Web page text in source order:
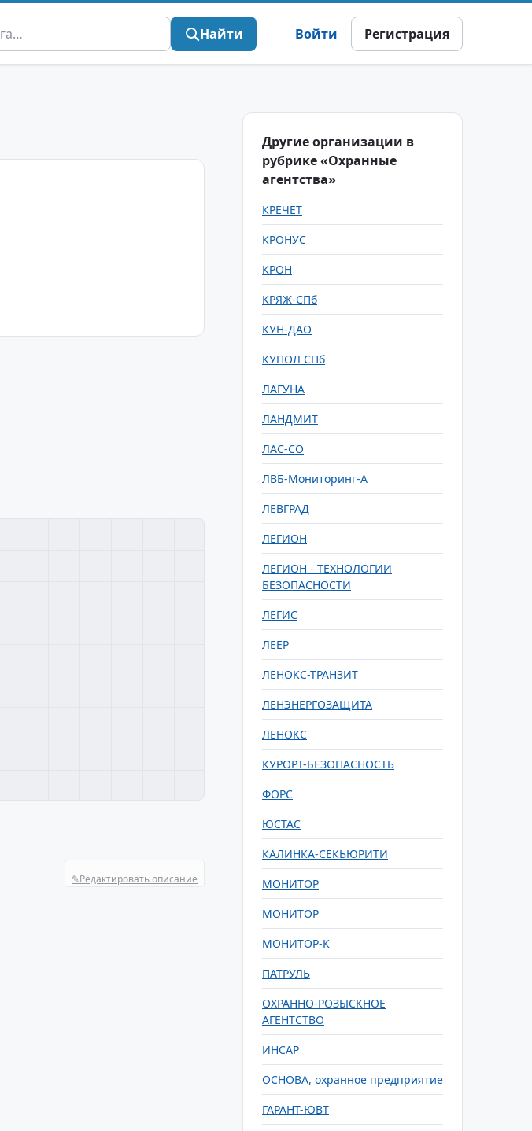
Найти Войти Регистрация
✎Редактировать описание
Другие организации в
рубрике «Охранные
агентства»
КРЕЧЕТ
КРОНУС
КРОН
КРЯЖ-СПб
КУН-ДАО
КУПОЛ СПб
ЛАГУНА
ЛАНДМИТ
ЛАС-СО
ЛВБ-Мониторинг-А
ЛЕВГРАД
ЛЕГИОН
ЛЕГИОН - ТЕХНОЛОГИИ
БЕЗОПАСНОСТИ
ЛЕГИС
ЛЕЕР
ЛЕНОКС-ТРАНЗИТ
ЛЕНЭНЕРГОЗАЩИТА
ЛЕНОКС
КУРОРТ-БЕЗОПАСНОСТЬ
ФОРС
ЮСТАС
КАЛИНКА-СЕКЬЮРИТИ
МОНИТОР
МОНИТОР
МОНИТОР-К
ПАТРУЛЬ
ОХРАННО-РОЗЫСКНОЕ
АГЕНТСТВО
ИНСАР
ОСНОВА, охранное предприятие
ГАРАНТ-ЮВТ